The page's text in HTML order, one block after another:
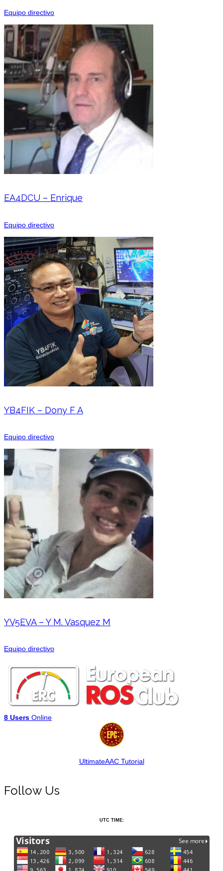
Equipo directivo
EA4DCU – Enrique
Equipo directivo
YB4FIK – Dony F A
Equipo directivo
YV5EVA – Y M. Vasquez M
Equipo directivo
8 Users Online
UltimateAAC Tutorial
Follow Us
UTC TIME: